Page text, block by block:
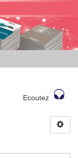
Ecoutez